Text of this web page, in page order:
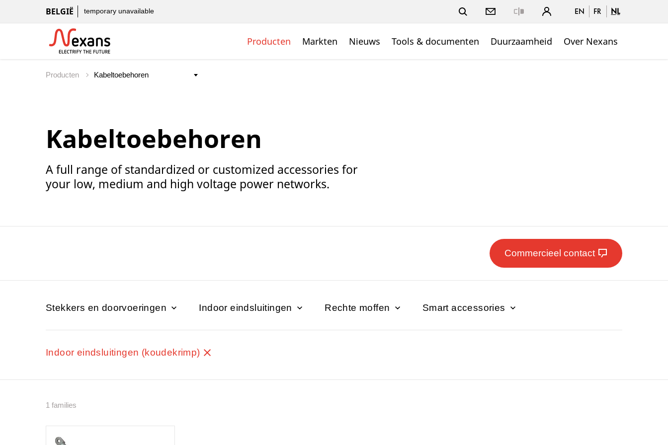
BELGIË temporary unavailable EN FR NL
Producten Markten Nieuws Tools & documenten Duurzaamheid Over Nexans
Producten
Kabeltoebehoren
A full range of standardized or customized accessories for
your low, medium and high voltage power networks.
Commercieel contact
Stekkers en doorvoeringen Indoor eindsluitingen Rechte moffen Smart accessories
Indoor eindsluitingen (koudekrimp)
1 families